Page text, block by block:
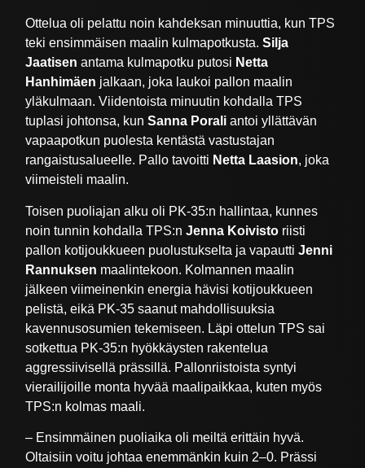
Ottelua oli pelattu noin kahdeksan minuuttia, kun TPS
teki ensimmäisen maalin kulmapotkusta.Silja
Jaatisen antama kulmapotku putosi Netta
Hanhimäen jalkaan, joka laukoi pallon maalin
yläkulmaan. Viidentoista minuutin kohdalla TPS
tuplasi johtonsa, kunSanna Porali antoi yllättävän
vapaapotkun puolesta kentästä vastustajan
rangaistusalueelle. Pallo tavoitti Netta Laasion, joka
viimeisteli maalin.
Toisen puoliajan alku oli PK-35:n hallintaa, kunnes
noin tunnin kohdalla TPS:nJenna Koivisto riisti
pallon kotijoukkueen puolustukselta ja vapauttiJenni
Rannuksen maalintekoon. Kolmannen maalin
jälkeen viimeinenkin energia hävisi kotijoukkueen
pelistä, eikä PK-35 saanut mahdollisuuksia
kavennusosumien tekemiseen. Läpi ottelun TPS sai
sotkettua PK-35:n hyökkäysten rakentelua
aggressiivisellä prässillä. Pallonriistoista syntyi
vierailijoille monta hyvää maalipaikkaa, kuten myös
TPS:n kolmas maali.
– Ensimmäinen puoliaika oli meiltä erittäin hyvä.
Oltaisiin voitu johtaa enemmänkin kuin 2–0. Prässi